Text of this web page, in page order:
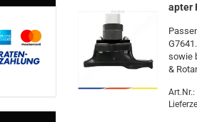
ap­ter
sowie
&